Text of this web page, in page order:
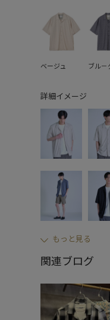
ベージュ ブル－
詳細イメージ
もっと見る
関連ブログ